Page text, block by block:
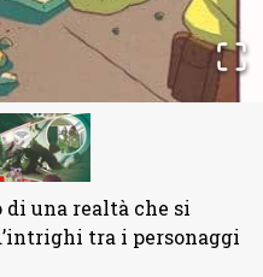
una realtà che si
tra i personaggi